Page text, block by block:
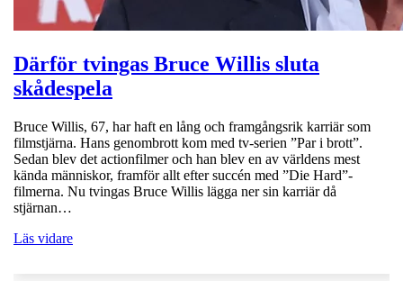
Därför tvingas Bruce Willis sluta
skådespela
Bruce Willis, 67, har haft en lång och framgångsrik karriär som
filmstjärna. Hans genombrott kom med tv-serien ”Par i brott”.
Sedan blev det actionfilmer och han blev en av världens mest
kända människor, framför allt efter succén med ”Die Hard”-
filmerna. Nu tvingas Bruce Willis lägga ner sin karriär då
stjärnan…
Läs vidare